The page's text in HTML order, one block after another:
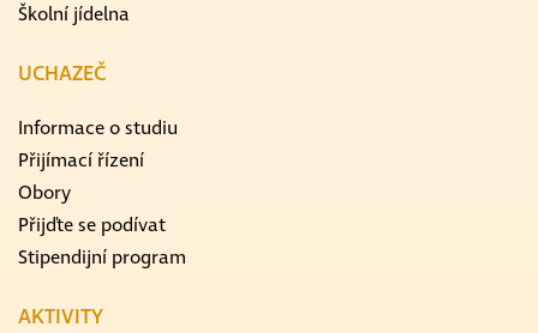
Školní jídelna
UCHAZEČ
Informace o studiu
Přijímací řízení
Obory
Přijďte se podívat
Stipendijní program
AKTIVITY